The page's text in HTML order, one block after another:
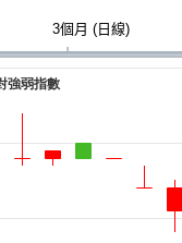
3個月 (日線)